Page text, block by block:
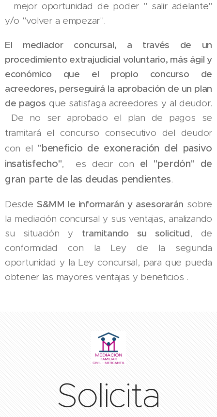
mejor oportunidad de poder " salir adelante"
y/o "volver a empezar".
El mediador concursal, a través de un
procedimiento extrajudicial voluntario, más ágil y
económico que el propio concurso de
acreedores, perseguirá la aprobación de un plan
de pagos que satisfaga acreedores y al deudor.
De no ser aprobado el plan de pagos se
tramitará el concurso consecutivo del deudor
con el "beneficio de exoneración del pasivo
insatisfecho", es decir con el "perdón" de
gran parte de las deudas pendientes.
Desde S&MM le informarán y asesorarán sobre
la mediación concursal y sus ventajas, analizando
su situación y tramitando su solicitud, de
conformidad con la Ley de la segunda
oportunidad y la Ley concursal, para que pueda
obtener las mayores ventajas y beneficios .
Solicita